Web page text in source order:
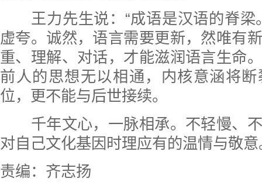
王力先生说：“成语是汉语的脊梁
虚夸。诚然，语言需要更新，然唯有
重、理解、对话，才能滋润语言生命
前人的思想无以相通，内核意涵将
位，更不能与后世接续。
千年文心，一脉相承。不轻慢、不
对自己文化基因时理应有的温情与敬意
责编：齐志扬